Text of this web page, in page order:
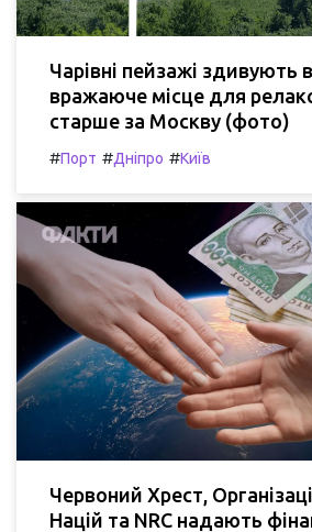
Чарівні пейзажі здивують
вражаюче місце для
старше за Москву (фото)
#Порт #Дніпро #Київ
Червоний Хрест,
Націй та NRC надають